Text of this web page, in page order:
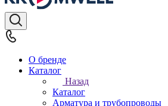
О бренде
Каталог
Назад
Каталог
Арматура и трубопроводы